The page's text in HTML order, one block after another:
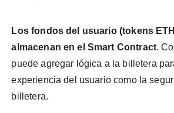
Los fondos del usuario (tokens
almacenan en el Smart Contract.
puede agregar lógica a la billetera
experiencia del usuario como la
billetera.